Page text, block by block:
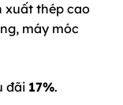
xuất thép cao
máy móc
đãi 17%.